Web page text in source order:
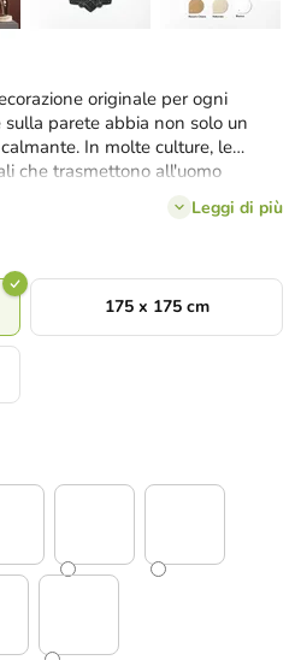
originale per ogni
parete abbia non solo un
In molte culture, le
che trasmettono all'uomo
. La simmetria fa bella figura
Leggi di più
175 x 175 cm